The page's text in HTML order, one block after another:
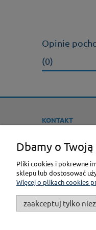
Opinie
(0)
KONTAKT
ONLINE
tel.:
22-613-26-13
e-mail:
Dbamy o
Pliki cookies i pokrewne
sklepu lub dostosować
Więcej o plikach cookies
zaakceptuj tylko